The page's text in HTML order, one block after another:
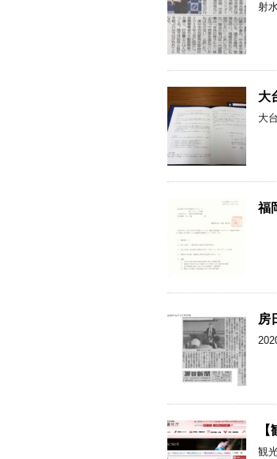
射
大
大
福
房
観